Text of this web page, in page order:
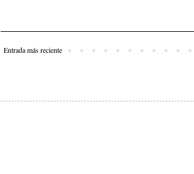
Entrada más reciente